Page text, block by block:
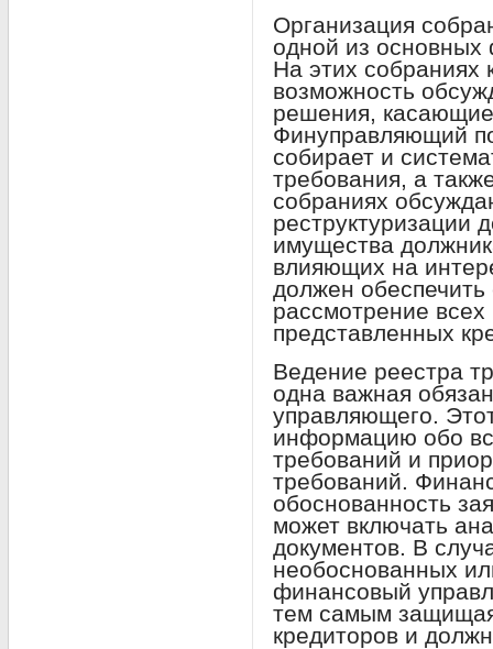
Организация
одной из
На этих собраниях
возможность
решения,
Финуправляющий
собирает и
требования, а
собраниях
реструктуризации
имущества
влияющих на
должен
рассмотрение
представленных
Ведение реестра
одна важная
управляющего.
информацию обо
требований и
требований.
обоснованность
может включать
документов. В
необоснованных
финансовый
тем самым
кредиторов и